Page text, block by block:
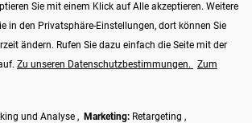
Sie mit einem Klick auf Alle akzeptieren. Weitere
in den Privatsphäre-Einstellungen, dort können Sie
ändern. Rufen Sie dazu einfach die Seite mit der
Zu unseren Datenschutzbestimmungen.
Zum
und Analyse , Marketing: Retargeting ,